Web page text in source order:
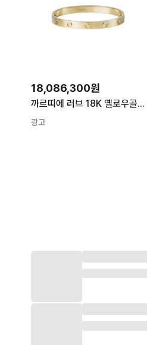
18,086,300원
까르띠에 러브 18K 옐로우골드 팔찌 B6067517 브레이슬릿 옐로우 골드 B60675 133306829
광고